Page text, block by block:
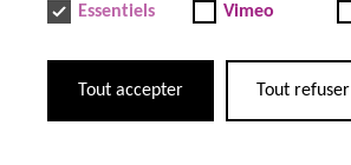
Documents
Essentiels Vimeo
Tout accepter Tout refuser